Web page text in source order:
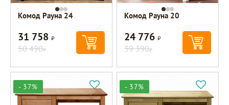
Комод Рауна 24
31 758Р
50 490Р
Комод Рауна 20
24 776Р
39 390Р
- 37% - 37%